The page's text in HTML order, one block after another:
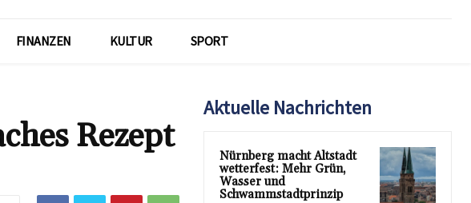
FINANZEN KULTUR SPORT
Rezept
Aktuelle Nachrichten
Nürnberg macht Altstadt
wetterfest: Mehr Grün,
Wasser und
Schwammstadtprinzip